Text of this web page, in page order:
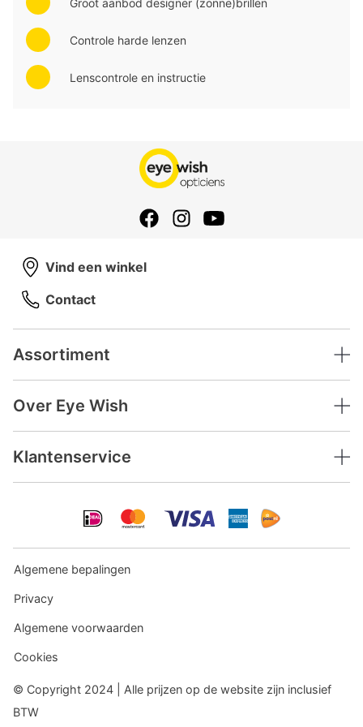
Controle harde lenzen
Lenscontrole en instructie
Assortiment
Over Eye Wish
Klantenservice
Vind een winkel
Contact
© Copyright 2024 | Alle prijzen op de website zijn inclusief
BTW
Algemene bepalingen
Privacy
Algemene voorwaarden
Cookies